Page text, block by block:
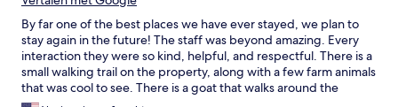
By far one of the best places we have ever stayed, we plan to
stay again in the future! The staff was beyond amazing. Every
interaction they were so kind, helpful, and respectful. There is a
small walking trail on the property, along with a few farm animals
that was cool to see. There is a goat that walks around the
property as well which was very fun to see. We loved the idea of